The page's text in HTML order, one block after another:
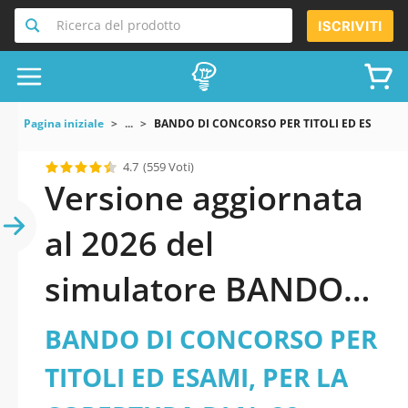
Ricerca del prodotto ISCRIVITI
Pagina iniziale ... BANDO DI CONCORSO PER TITOLI ED ESAMI
4.7 (559 Voti)
Versione aggiornata
al 2026 del
simulatore BANDO
DI CONCORSO PER
TITOLI ED ESAMI, PER
BANDO DI CONCORSO PER
TITOLI ED ESAMI, PER LA